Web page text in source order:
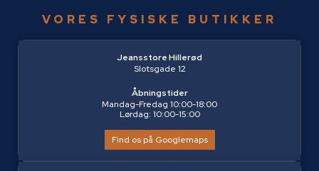
VORES FYSISKE BUTIKKER
Jeansstore Hillerød
Slotsgade 12
Åbningstider
Mandag-Fredag 10:00-18:00
Lørdag: 10:00-15:00
Find os på Googlemaps